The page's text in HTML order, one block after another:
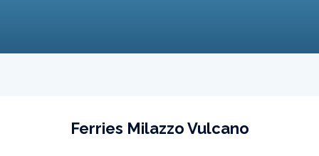
Ferries Milazzo Vulcano